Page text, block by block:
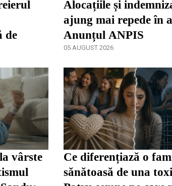
de
Alocațiile și
ajung mai repede în
Anunțul ANPIS
05 AUGUST 2026
vârste
Ce diferențiază o
sănătoasă de una